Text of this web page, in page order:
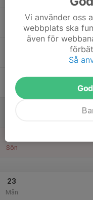
Fre
Sön
23
Mån
Vi använder oss
webbplats ska
även för
Så